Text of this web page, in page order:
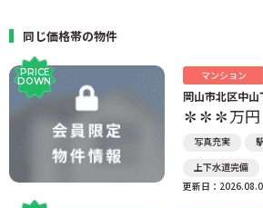
同じ価格帯の物件
PRICE
DOWN マンション
岡山市北区中
✽✽✽万円
写真充実
上下水道完備
更新日：